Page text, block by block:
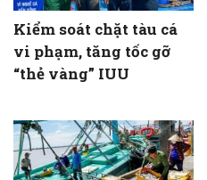
Kiểm soát chặt tàu cá
vi phạm, tăng tốc gỡ
“thẻ vàng” IUU